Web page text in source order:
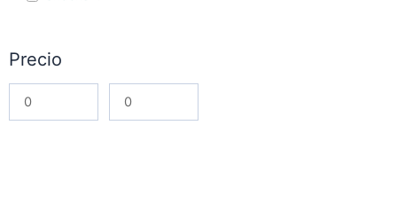
Precio